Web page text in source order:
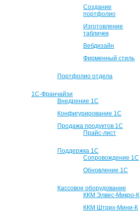
Создание
портфолио
Изготовление
табличек
Вебдизайн
Фирменный стиль
Портфолио отдела
1С-Франчайзи
Внедрение 1С
Конфигурирование 1С
Продажа продуктов 1С
Прайс-лист
Поддержка 1С
Сопровождение 1С
Обновление 1С
Кассовое оборудование
ККМ Элвес-Микро-К
ККМ Штрих-Мини-К